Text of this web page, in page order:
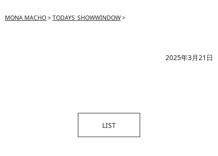
MONA MACHO>TODAYS_SHOWWINDOW>
2025年3月21日
LIST